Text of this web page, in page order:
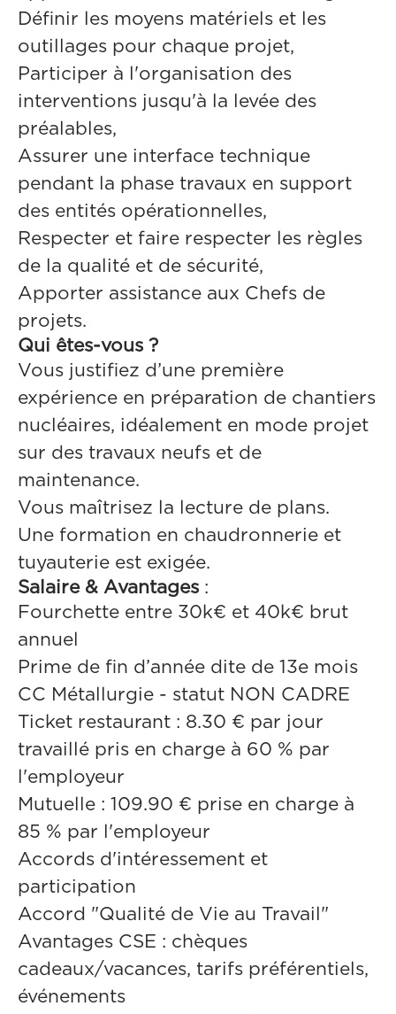
Définir les moyens matériels et les
outillages pour chaque projet,
Participer à l'organisation des
interventions jusqu'à la levée des
préalables,
Assurer une interface technique
pendant la phase travaux en support
des entités opérationnelles,
Respecter et faire respecter les règles
de la qualité et de sécurité,
Apporter assistance aux Chefs de
projets.
Qui êtes-vous ?
Vous justifiez d’une première
expérience en préparation de chantiers
nucléaires, idéalement en mode projet
sur des travaux neufs et de
maintenance.
Vous maîtrisez la lecture de plans.
Une formation en chaudronnerie et
tuyauterie est exigée.
Salaire & Avantages :
Fourchette entre 30k€ et 40k€ brut
annuel
Prime de fin d’année dite de 13e mois
CC Métallurgie - statut NON CADRE
Ticket restaurant : 8.30 € par jour
travaillé pris en charge à 60 % par
l'employeur
Mutuelle : 109.90 € prise en charge à
85 % par l'employeur
Accords d'intéressement et
participation
Accord "Qualité de Vie au Travail"
Avantages CSE : chèques
cadeaux/vacances, tarifs préférentiels,
événements